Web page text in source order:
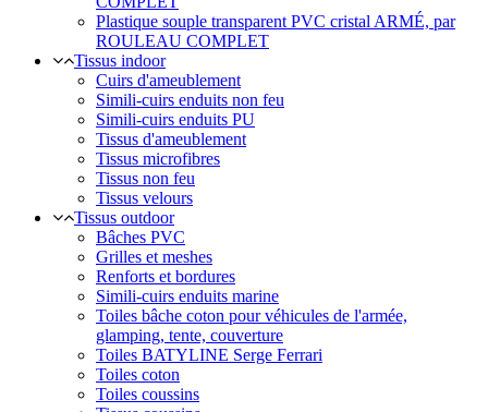
Plastique souple transparent PVC cristal ARMÉ, par
ROULEAU COMPLET
Tissus indoor
Cuirs d'ameublement
Simili-cuirs enduits non feu
Simili-cuirs enduits PU
Tissus d'ameublement
Tissus microfibres
Tissus non feu
Tissus velours
Tissus outdoor
Bâches PVC
Grilles et meshes
Renforts et bordures
Simili-cuirs enduits marine
Toiles bâche coton pour véhicules de l'armée,
glamping, tente, couverture
Toiles BATYLINE Serge Ferrari
Toiles coton
Toiles coussins